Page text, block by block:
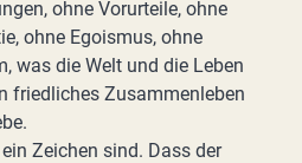
ohne Vorurteile, ohne
ohne Egoismus, ohne
was die Welt und die Leben
friedliches Zusammenleben
Zeichen sind. Dass der